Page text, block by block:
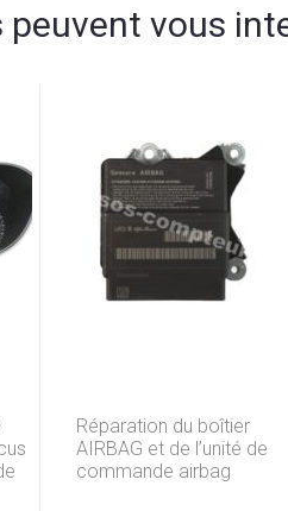
peuvent vous
Réparation du boîtier
AIRBAG et de l’unité de
commande airbag